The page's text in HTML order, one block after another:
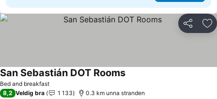
Del
Bed and breakfast
San Sebastián DOT RoomsSe priser
8,2 Veldig bra 1 133 0.3 km unna stranden